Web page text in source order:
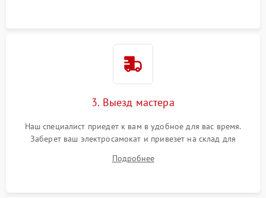
3. Выезд мастера
Наш специалист приедет к вам в удобное для вас время.
Заберет ваш электросамокат и привезет на склад для
Подробнее